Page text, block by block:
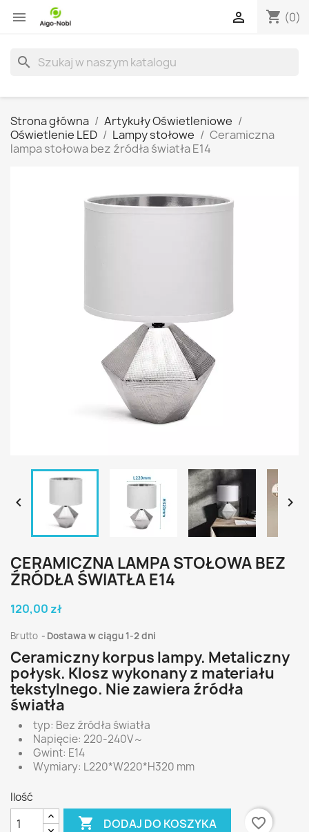
 shopping_cart (0)

search
Strona główna
Artykuły Oświetleniowe
Oświetlenie LED
Lampy stołowe
Ceramiczna
lampa stołowa bez źródła światła E14
 
CERAMICZNA LAMPA STOŁOWA BEZ
ŹRÓDŁA ŚWIATŁA E14
120,00 zł
Brutto Dostawa w ciągu 1-2 dni
Ceramiczny korpus lampy. Metaliczny
połysk. Klosz wykonany z materiału
tekstylnego. Nie zawiera źródła
światła
typ: Bez źródła światła
Napięcie: 220-240V～
Gwint: E14
Wymiary: L220*W220*H320 mm
Ilość
 DODAJ DO KOSZYKA favorite_border